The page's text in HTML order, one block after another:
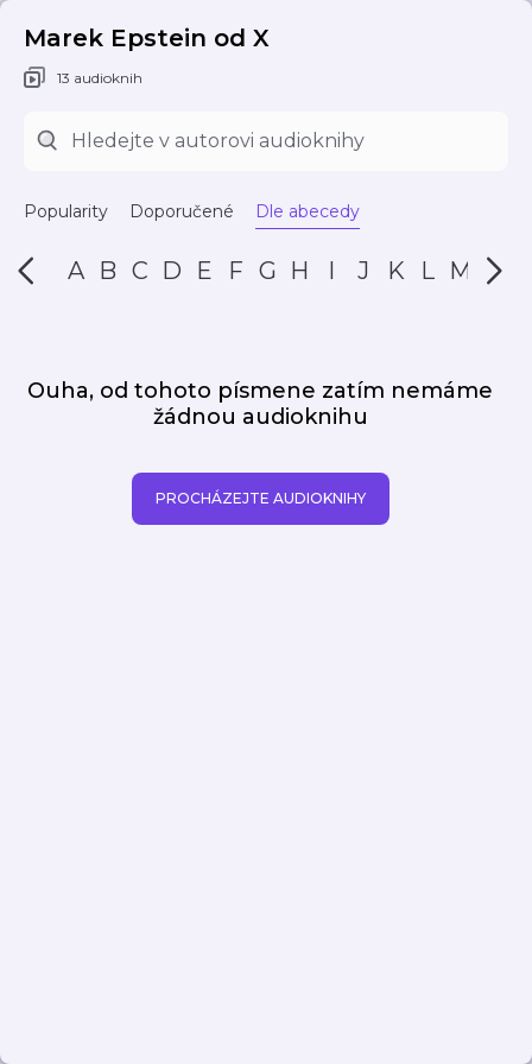
Marek Epstein od X
13 audioknih
Popularity Doporučené Dle abecedy
A B C D E F G H I J K L M N
Ouha, od tohoto písmene zatím nemáme
žádnou audioknihu
PROCHÁZEJTE AUDIOKNIHY